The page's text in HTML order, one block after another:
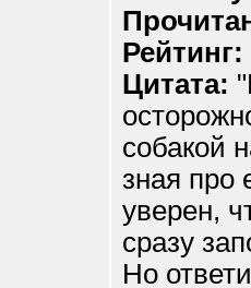
Рейтинг:
Цитата:
собакой
зная про
уверен,
сразу
Но